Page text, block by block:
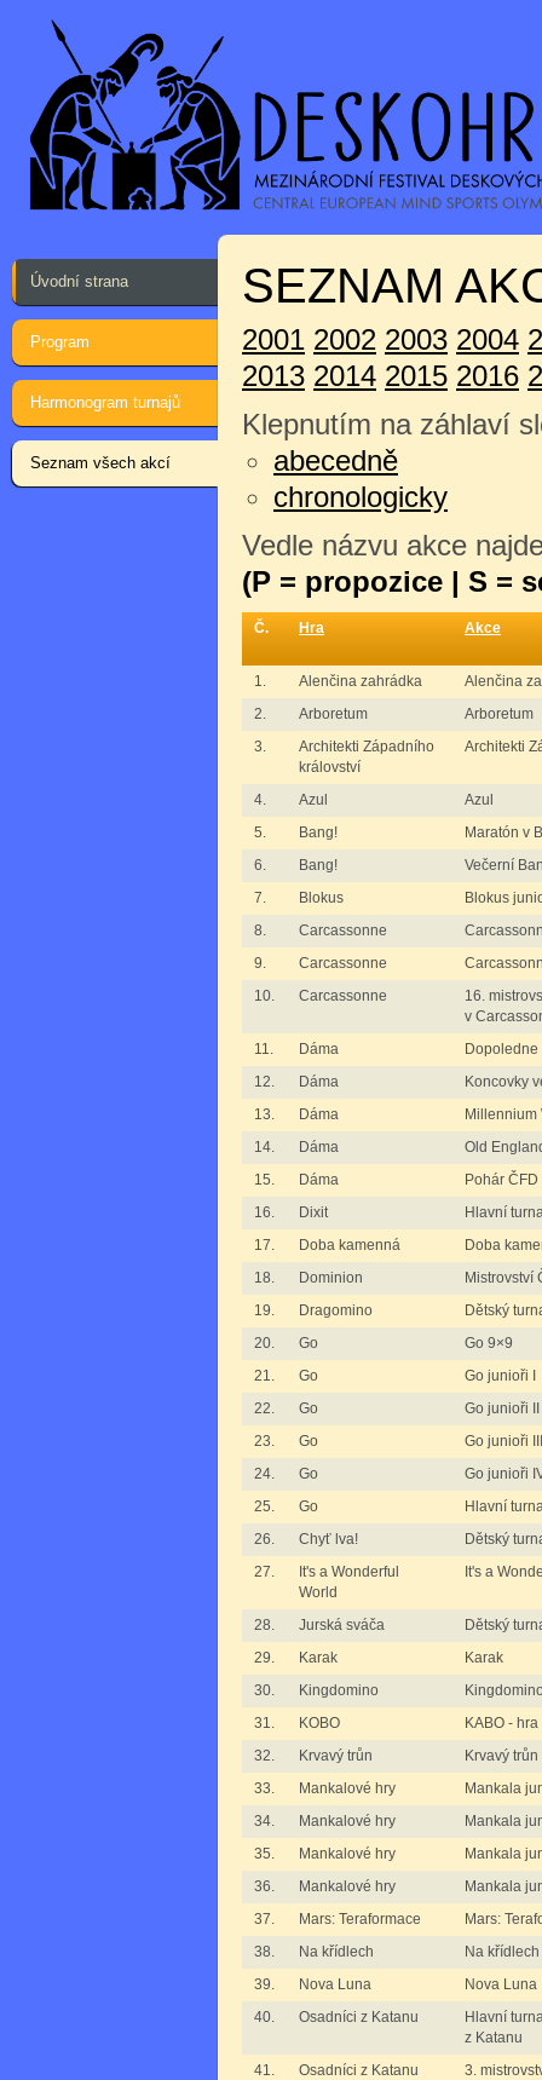
Úvodní strana
Program
Harmonogram turnajů
Seznam všech akcí
SEZNAM
2001 2002 2003 2004
2013 2014 2015 2016
Klepnutím na záhlaví
abecedně
chronologicky
Vedle názvu akce
(P = propozice | S =
Č. Hra Akce
1. Alenčina zahrádka
Alenčina
2.
Arboretum
Arboretum
3.
Architekti Západního
království
Architekti
4. Azul
Azul
5.
Bang!
Maratón v
6.
Bang!
Večerní
7.
Blokus
Blokus
8.
Carcassonne
9.
Carcassonne
10.
Carcassonne
16.
v
11.
Dáma
Dopoledne
12.
Dáma
Koncovky
13.
Dáma
Millennium
14.
Dáma
Old
15.
Dáma
Pohár
16.
Dixit
Hlavní
17.
Doba kamenná
Doba
18.
Dominion
Mistrovství
19.
Dragomino
Dětský
20.
Go
Go 9×9
21.
Go
Go junioři I
22.
Go
Go junioři II
23.
Go
Go junioři III
24.
Go
Go junioři
25.
Go
Hlavní
26.
Chyť lva!
Dětský
27.
It's a Wonderful
World
It's a
28. Jurská sváča
Dětský
29.
Karak
Karak
30.
Kingdomino
31.
KOBO
KABO -
32.
Krvavý trůn
Krvavý trůn
33.
Mankalové hry
Mankala
34.
Mankalové hry
Mankala
35.
Mankalové hry
Mankala
36.
Mankalové hry
Mankala
37.
Mars: Teraformace
Mars:
38.
Na křídlech
Na křídlech
39.
Nova Luna
Nova Luna
40.
Osadníci z Katanu
Hlavní
z Katanu
41.
Osadníci z Katanu
3.